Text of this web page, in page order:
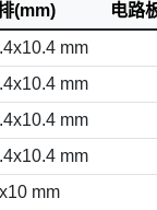
(mm) 电路
mm
mm
mm
mm
mm